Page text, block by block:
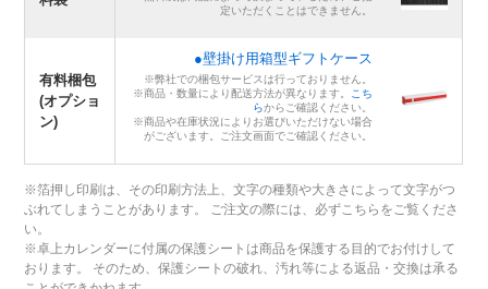
定いただくことはできません。
有料梱包
(オプショ
ン)
●壁掛け用箱型ギフトケース
※弊社での梱包サービスは行っておりません。
※商品・数量により配送方法が異なります。 こち
らからご確認ください。
※商品や在庫状況によりお選びいただけない場合
がございます。ご注文画面でご確認ください。
※箔押し印刷は、その印刷方法上、文字の種類や大きさによって文字がつ
ぶれてしまうことがあります。 ご注文の際には、必ずこちらをご覧くださ
い。
※卓上カレンダーに付属の保護シートは商品を保護する目的でお付けして
おります。 そのため、保護シートの破れ、汚れ等による返品・交換は承る